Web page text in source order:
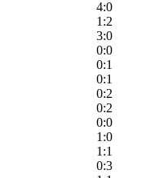
4:0
1:2
3:0
0:0
0:1
0:1
0:2
0:2
0:0
1:0
1:1
0:3